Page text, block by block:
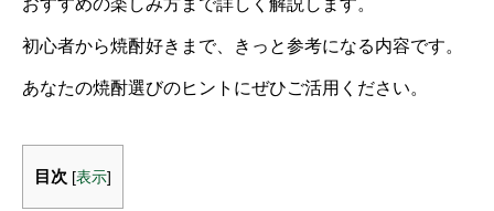
おすすめの楽しみ方まで詳しく解説します。
初心者から焼酎好きまで、きっと参考になる内容です。
あなたの焼酎選びのヒントにぜひご活用ください。
目次 [表示]